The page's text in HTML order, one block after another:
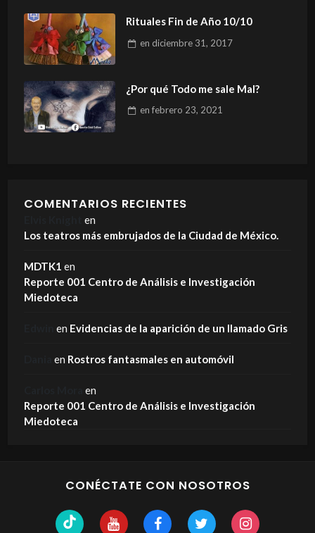
Rituales Fin de Año 10/10
en diciembre 31, 2017
¿Por qué Todo me sale Mal?
en febrero 23, 2021
COMENTARIOS RECIENTES
en
Los teatros más embrujados de la Ciudad de México.
MDTK1 en
Reporte 001 Centro de Análisis e Investigación
Miedoteca
en Evidencias de la aparición de un llamado Gris
en Rostros fantasmales en automóvil
en
Reporte 001 Centro de Análisis e Investigación
Miedoteca
CONÉCTATE CON NOSOTROS